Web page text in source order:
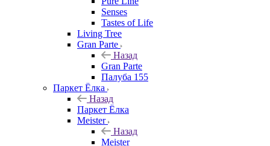
Senses
Tastes of Life
Living Tree
Gran Parte
Назад
Gran Parte
Палуба 155
Паркет Ёлка
Назад
Паркет Ёлка
Meister
Назад
Meister